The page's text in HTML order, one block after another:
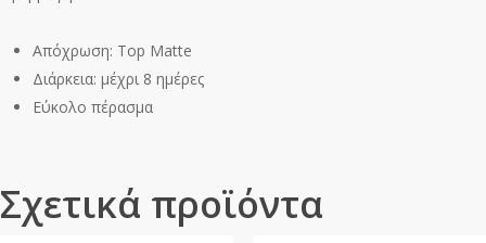
Απόχρωση: Top Matte
Διάρκεια: μέχρι 8 ημέρες
Εύκολο πέρασμα
Σχετικά προϊόντα